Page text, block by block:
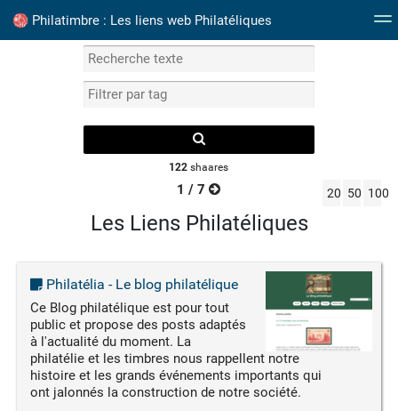
Philatimbre : Les liens web Philatéliques
Mots clefs Catalogue Timbres France
122 shaares
1 / 7 20 50 100
Les Liens Philatéliques
Philatélia - Le blog philatélique
Ce Blog philatélique est pour tout
public et propose des posts adaptés
à l'actualité du moment. La
philatélie et les timbres nous rappellent notre
histoire et les grands événements importants qui
ont jalonnés la construction de notre société.